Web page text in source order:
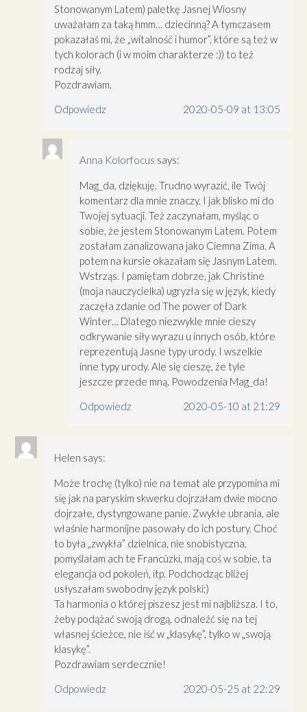
Stonowanym Latem) paletkę Jasnej Wiosny
uważałam za taką hmm… dziecinną? A tymczasem
pokazałaś mi, że „witalność i humor”, które są też w
tych kolorach (i w moim charakterze :)) to też
rodzaj siły.
Pozdrawiam.
Odpowiedz
2020-05-09 at 13:05
Anna Kolorfocus says:
Mag_da, dziękuję. Trudno wyrazić, ile Twój
komentarz dla mnie znaczy. I jak blisko mi do
Twojej sytuacji. Też zaczynałam, myśląc o
sobie, że jestem Stonowanym Latem. Potem
zostałam zanalizowana jako Ciemna Zima. A
potem na kursie okazałam się Jasnym Latem.
Wstrząs. I pamiętam dobrze, jak Christine
(moja nauczycielka) ugryzła się w język, kiedy
zaczęła zdanie od The power of Dark
Winter… Dlatego niezwykle mnie cieszy
odkrywanie siły wyrazu u innych osób, które
reprezentują Jasne typy urody. I wszelkie
inne typy urody. Ale się cieszę, że tyle
jeszcze przede mną. Powodzenia Mag_da!
Odpowiedz
2020-05-10 at 21:29
Helen says:
Może trochę (tylko) nie na temat ale przypomina mi
się jak na paryskim skwerku dojrzałam dwie mocno
dojrzałe, dystyngowane panie. Zwykłe ubrania, ale
właśnie harmonijne pasowały do ich postury. Choć
to była „zwykła” dzielnica, nie snobistyczna,
pomyślałam ach te Francùzki, mają coś w sobie, ta
elegancja od pokoleń, itp. Podchodząc bliżej
usłyszałam swobodny język polski;)
Ta harmonia o której piszesz jest mi najbliższa. I to,
żeby podążać swoją drogą, odnaleźć się na tej
własnej ścieżce, nie iść w „klasykę”, tylko w „swoją
klasykę”.
Pozdrawiam serdecznie!
Odpowiedz
2020-05-25 at 22:29